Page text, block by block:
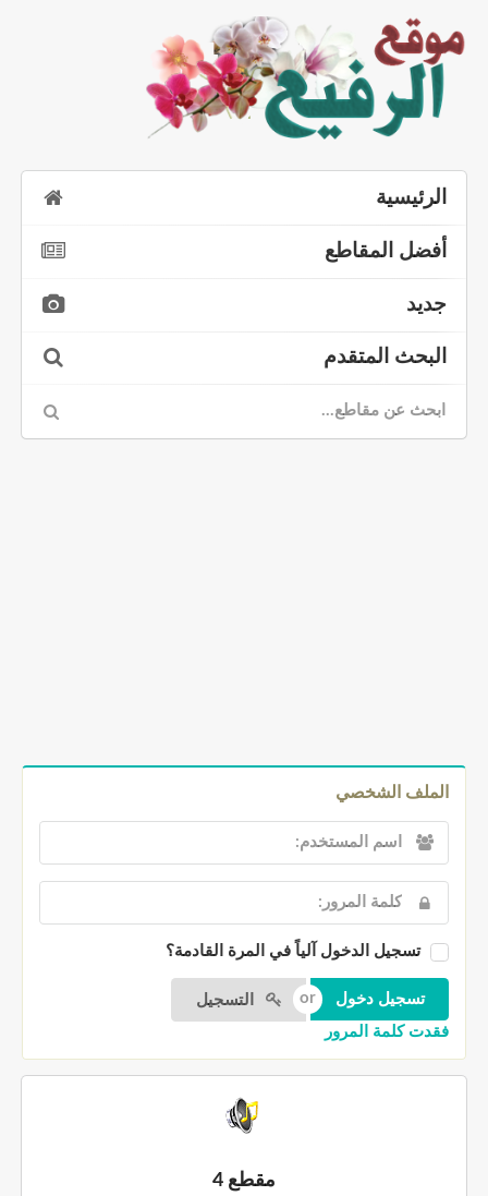
الرئيسية
أفضل المقاطع
جديد
البحث المتقدم
الملف الشخصي
تسجيل الدخول آلياً في المرة القادمة؟
التسجيل
فقدت كلمة المرور
مقطع 4